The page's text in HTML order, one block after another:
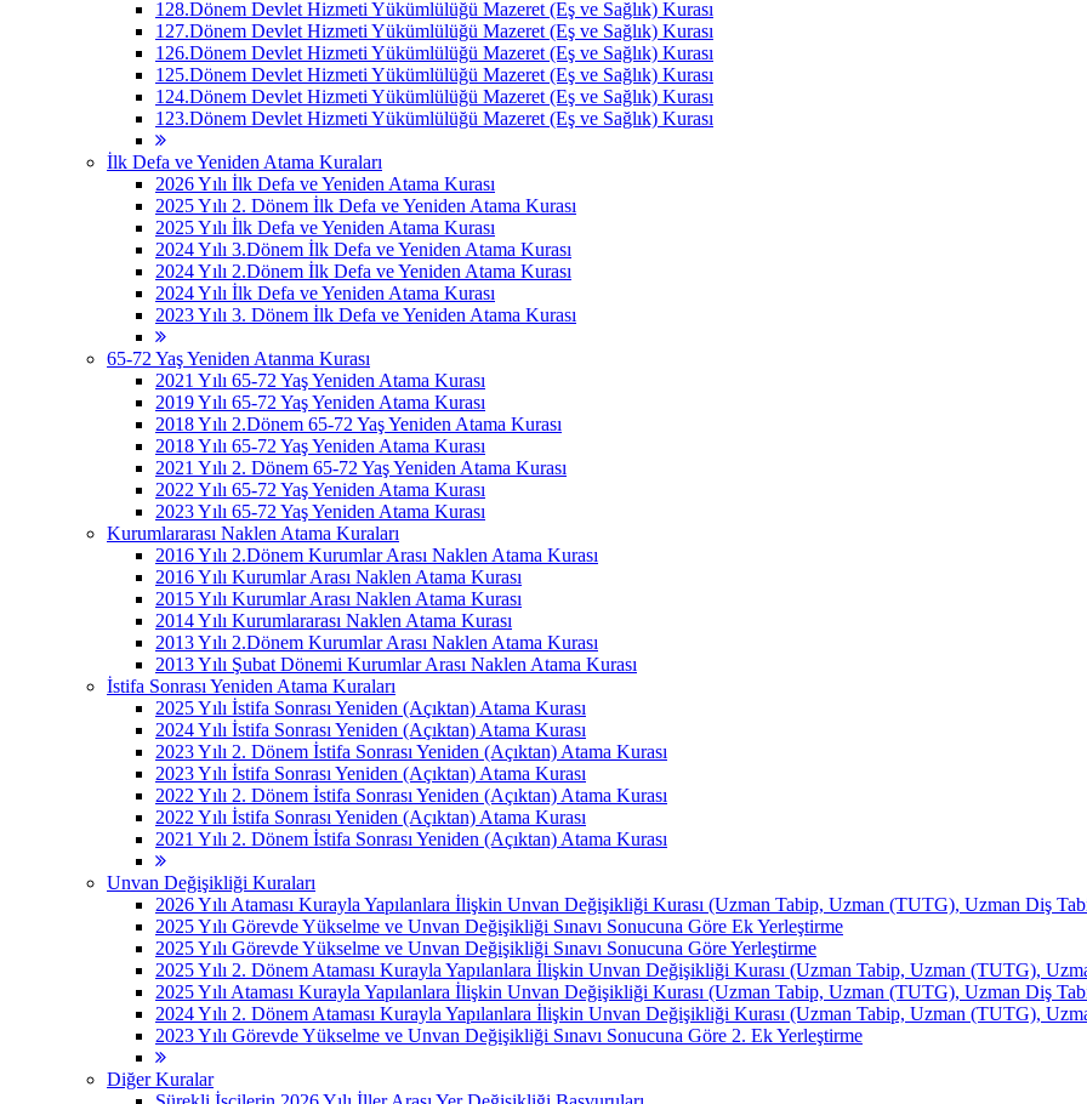
128.Dönem Devlet Hizmeti Yükümlülüğü Mazeret (Eş ve Sağlık) Kurası
127.Dönem Devlet Hizmeti Yükümlülüğü Mazeret (Eş ve Sağlık) Kurası
126.Dönem Devlet Hizmeti Yükümlülüğü Mazeret (Eş ve Sağlık) Kurası
125.Dönem Devlet Hizmeti Yükümlülüğü Mazeret (Eş ve Sağlık) Kurası
124.Dönem Devlet Hizmeti Yükümlülüğü Mazeret (Eş ve Sağlık) Kurası
123.Dönem Devlet Hizmeti Yükümlülüğü Mazeret (Eş ve Sağlık) Kurası
İlk Defa ve Yeniden Atama Kuraları
2026 Yılı İlk Defa ve Yeniden Atama Kurası
2025 Yılı 2. Dönem İlk Defa ve Yeniden Atama Kurası
2025 Yılı İlk Defa ve Yeniden Atama Kurası
2024 Yılı 3.Dönem İlk Defa ve Yeniden Atama Kurası
2024 Yılı 2.Dönem İlk Defa ve Yeniden Atama Kurası
2024 Yılı İlk Defa ve Yeniden Atama Kurası
2023 Yılı 3. Dönem İlk Defa ve Yeniden Atama Kurası
65-72 Yaş Yeniden Atanma Kurası
2021 Yılı 65-72 Yaş Yeniden Atama Kurası
2019 Yılı 65-72 Yaş Yeniden Atama Kurası
2018 Yılı 2.Dönem 65-72 Yaş Yeniden Atama Kurası
2018 Yılı 65-72 Yaş Yeniden Atama Kurası
2021 Yılı 2. Dönem 65-72 Yaş Yeniden Atama Kurası
2022 Yılı 65-72 Yaş Yeniden Atama Kurası
2023 Yılı 65-72 Yaş Yeniden Atama Kurası
Kurumlararası Naklen Atama Kuraları
2016 Yılı 2.Dönem Kurumlar Arası Naklen Atama Kurası
2016 Yılı Kurumlar Arası Naklen Atama Kurası
2015 Yılı Kurumlar Arası Naklen Atama Kurası
2014 Yılı Kurumlararası Naklen Atama Kurası
2013 Yılı 2.Dönem Kurumlar Arası Naklen Atama Kurası
2013 Yılı Şubat Dönemi Kurumlar Arası Naklen Atama Kurası
İstifa Sonrası Yeniden Atama Kuraları
2025 Yılı İstifa Sonrası Yeniden (Açıktan) Atama Kurası
2024 Yılı İstifa Sonrası Yeniden (Açıktan) Atama Kurası
2023 Yılı 2. Dönem İstifa Sonrası Yeniden (Açıktan) Atama Kurası
2023 Yılı İstifa Sonrası Yeniden (Açıktan) Atama Kurası
2022 Yılı 2. Dönem İstifa Sonrası Yeniden (Açıktan) Atama Kurası
2022 Yılı İstifa Sonrası Yeniden (Açıktan) Atama Kurası
2021 Yılı 2. Dönem İstifa Sonrası Yeniden (Açıktan) Atama Kurası
Unvan Değişikliği Kuraları
2026 Yılı Ataması Kurayla Yapılanlara İlişkin Unvan Değişikliği Kurası (Uzman Tabip, Uzman (TUTG), Uzman Diş
2025 Yılı Görevde Yükselme ve Unvan Değişikliği Sınavı Sonucuna Göre Ek Yerleştirme
2025 Yılı Görevde Yükselme ve Unvan Değişikliği Sınavı Sonucuna Göre Yerleştirme
2025 Yılı 2. Dönem Ataması Kurayla Yapılanlara İlişkin Unvan Değişikliği Kurası (Uzman Tabip, Uzman (TUTG),
2025 Yılı Ataması Kurayla Yapılanlara İlişkin Unvan Değişikliği Kurası (Uzman Tabip, Uzman (TUTG), Uzman Diş
2024 Yılı 2. Dönem Ataması Kurayla Yapılanlara İlişkin Unvan Değişikliği Kurası (Uzman Tabip, Uzman (TUTG),
2023 Yılı Görevde Yükselme ve Unvan Değişikliği Sınavı Sonucuna Göre 2. Ek Yerleştirme
Diğer Kuralar